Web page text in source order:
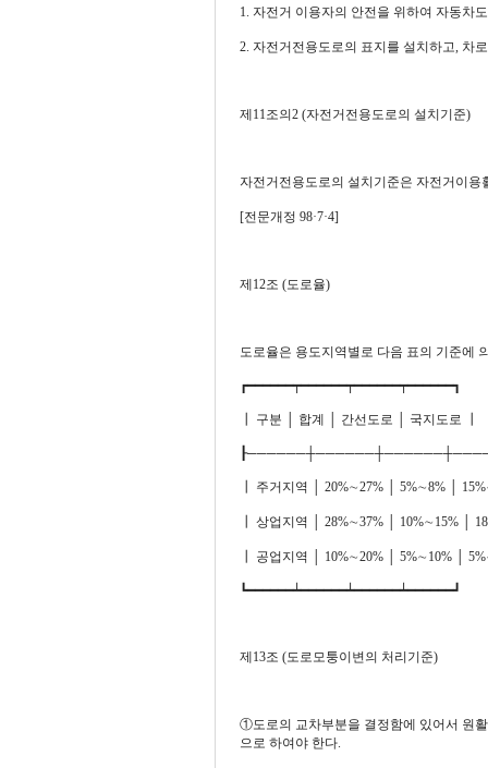
1. 자전거 이용자의 안전을 위하여 자동차
2. 자전거전용도로의 표지를 설치하고, 차
제11조의2 (자전거전용도로의 설치기준)
자전거전용도로의 설치기준은 자전거이
[전문개정 98·7·4]
제12조 (도로율)
도로율은 용도지역별로 다음 표의 기준에
┏━━━━━━┯━━━━━━┯━━━━━━┯━━━━━━┓
┃ 구분 │ 합계 │ 간선도로 │ 국지도로 ┃
┃ 주거지역 │ 20%∼27% │ 5%∼8% │
┃ 상업지역 │ 28%∼37% │ 10%∼15% │
┃ 공업지역 │ 10%∼20% │ 5%∼10% │
┗━━━━━━┷━━━━━━┷━━━━━━┷━━━━━━┛
제13조 (도로모퉁이변의 처리기준)
①도로의 교차부분을 결정함에 있어서 원
으로 하여야 한다.